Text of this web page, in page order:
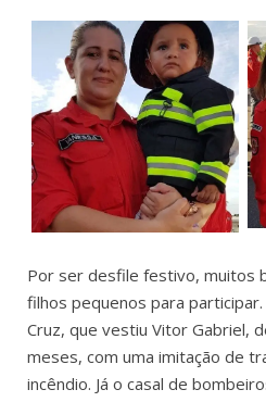
Por ser desfile festivo, muitos
filhos pequenos para
Cruz, que vestiu Vitor Gabriel,
meses, com uma imitação de
incêndio. Já o casal de